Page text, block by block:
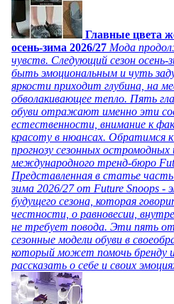
Главные цвета
осень-зима 2026/27 Мода
чувств. Следующий сезон
быть эмоциональным и чуть
яркости приходит глубина, на
обволакивающее тепло. Пять
обуви отражают именно эти
естественности, внимание к
красоту в нюансах. Обратимся
прогнозу сезонных
международного тренд-бюро
Представленная в статье
зима 2026/27 от Future Snoops -
будущего сезона, которая
честности, о равновесии,
не требует повода. Эти пять
сезонные модели обуви в
который может помочь бренду
рассказать о себе и своих